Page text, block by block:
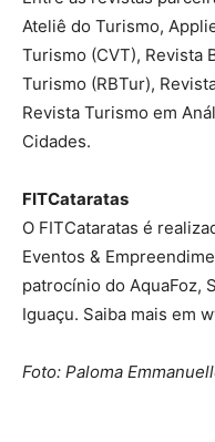
Ateliê do Turismo,
Turismo (CVT), Revista
Turismo (RBTur),
Revista Turismo em
Cidades.
FITCataratas
O FITCataratas é
Eventos &
patrocínio do AquaFoz,
Iguaçu. Saiba mais em
Foto: Paloma